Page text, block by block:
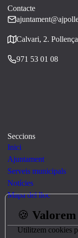
Contacte
Calvari, 2.
971 53 01 08
Seccions
Inici
Ajuntament
Serveis municipals
Notícies
Mapa del lloc
🍪 Valorem
Utilitzem cookies